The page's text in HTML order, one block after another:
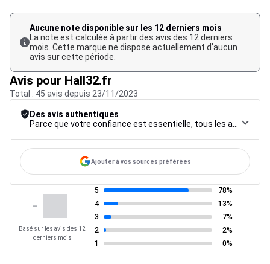
Aucune note disponible sur les 12 derniers mois
La note est calculée à partir des avis des 12 derniers
mois. Cette marque ne dispose actuellement d’aucun
avis sur cette période.
Avis pour Hall32.fr
Total : 45 avis depuis 23/11/2023
Des avis authentiques
Ajouter à vos sources préférées
-
Basé sur les avis des 12
derniers mois
5
78%
4
13%
3
7%
2
2%
1
0%